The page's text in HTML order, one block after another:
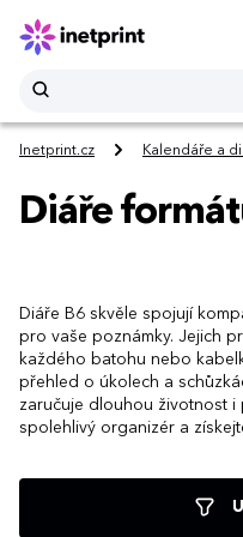
Inetprint.cz Kalendáře a
Diáře
Diáře B6 skvěle spojují
pro vaše poznámky. Jejich
každého batohu nebo
přehled o úkolech a
zaručuje dlouhou životnost i
spolehlivý organizér a